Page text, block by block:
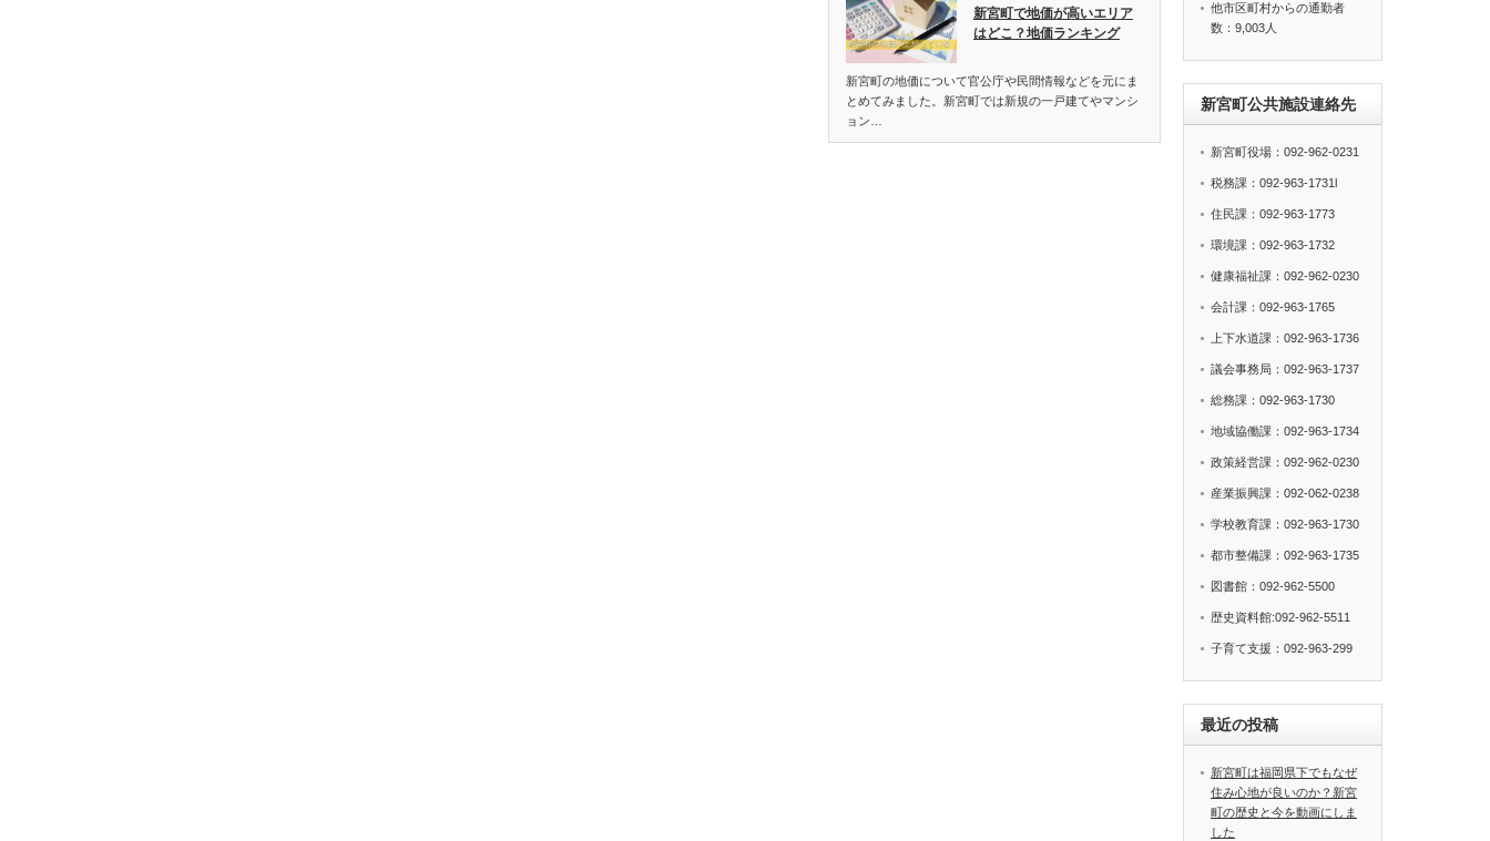
新宮町で地価が高いエリア
はどこ？地価ランキング
新宮町の地価について官公庁や民間情報などを元にま
とめてみました。新宮町では新規の一戸建てやマンシ
ョン…
他市区町村からの通勤者
数：9,003人
新宮町公共施設連絡先
新宮町役場：092-962-0231
税務課：092-963-1731l
住民課：092-963-1773
環境課：092-963-1732
健康福祉課：092-962-0230
会計課：092-963-1765
上下水道課：092-963-1736
議会事務局：092-963-1737
総務課：092-963-1730
地域協働課：092-963-1734
政策経営課：092-962-0230
産業振興課：092-062-0238
学校教育課：092-963-1730
都市整備課：092-963-1735
図書館：092-962-5500
歴史資料館:092-962-5511
子育て支援：092-963-299
最近の投稿
新宮町は福岡県下でもなぜ
住み心地が良いのか？新宮
町の歴史と今を動画にしま
した